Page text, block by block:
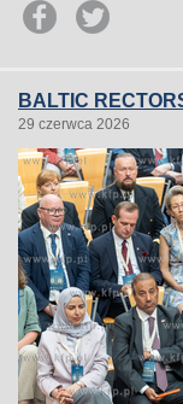
BALTIC
29 czerwca 2026